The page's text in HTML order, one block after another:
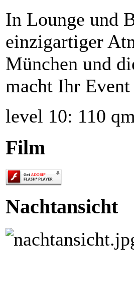
In Lounge und
einzigartiger
München und
macht Ihr
level 10: 110
Film
Nachtansicht